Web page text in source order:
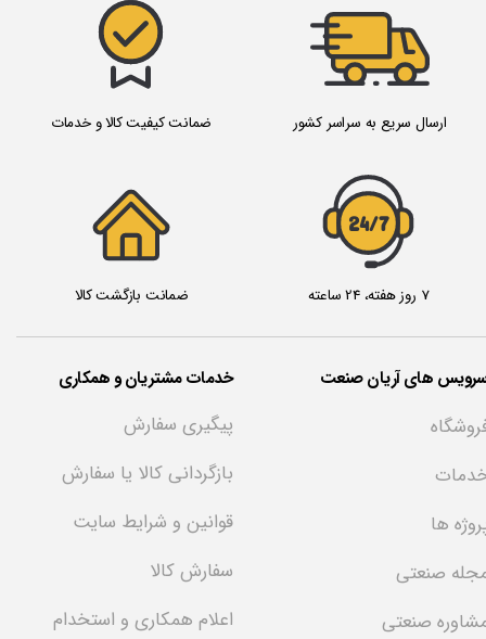
7 روز هفته، 24 ساعته ضمانت بازگشت کالا
ضمانت کیفیت کالا و خدمات
های آریان صنعت خدمات مشتریان و همکاری
ها
صنعتی
صنعتی
پیگیری سفارش
بازگردانی کالا یا سفارش
قوانین و شرایط سایت
سفارش کالا
اعلام همکاری و استخدام
ارسال سریع به سراسر کشور
24/7